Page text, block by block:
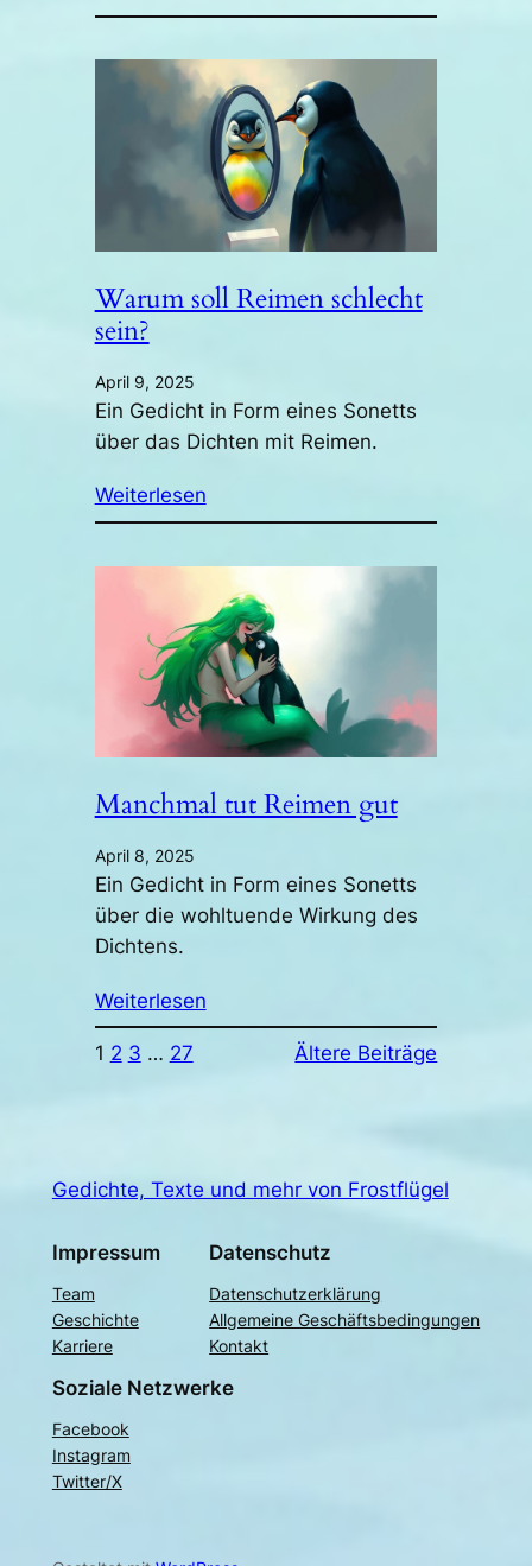
Warum soll Reimen schlecht
sein?
April 9, 2025
Ein Gedicht in Form eines Sonetts
über das Dichten mit Reimen.
Weiterlesen
Manchmal tut Reimen gut
April 8, 2025
Ein Gedicht in Form eines Sonetts
über die wohltuende Wirkung des
Dichtens.
Weiterlesen
1 2 3 … 27 Ältere Beiträge
Gedichte, Texte und mehr von Frostflügel
Impressum
Team
Geschichte
Karriere
Datenschutz
Datenschutzerklärung
Allgemeine Geschäftsbedingungen
Kontakt
Soziale Netzwerke
Facebook
Instagram
Twitter/X